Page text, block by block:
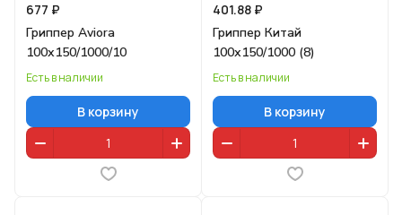
677 ₽
Гриппер Aviora
100х150/1000/10
Есть в наличии
В корзину
401.88 ₽
Гриппер Китай
100х150/1000 (8)
Есть в наличии
В корзину